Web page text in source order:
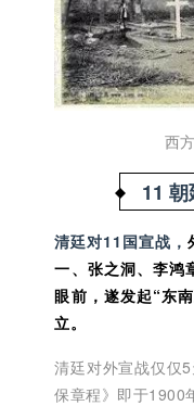
西
11
清廷对11国宣战，
一、张之洞、李鸿
眼前，遂发起“东
立。
清廷对外宣战仅仅
保章程》即于1900